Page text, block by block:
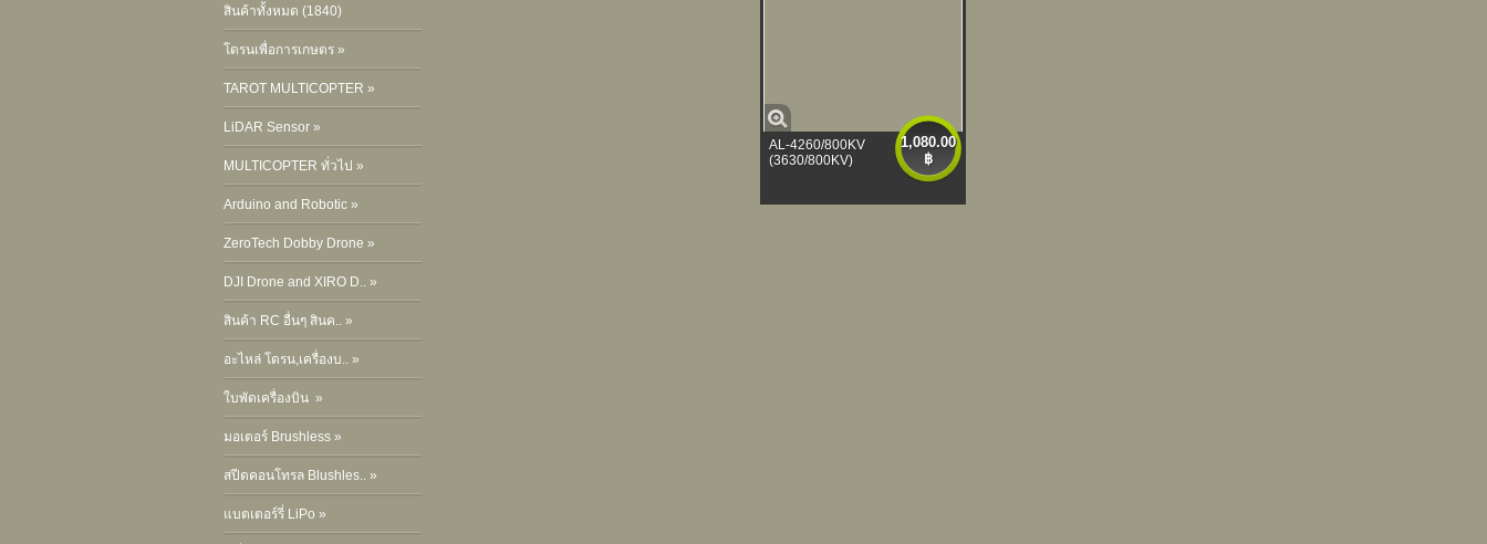
สินค้าทั้งหมด (1840)
โดรนเพื่อการเกษตร »
TAROT MULTICOPTER »
LiDAR Sensor »
MULTICOPTER ทั่วไป »
Arduino and Robotic »
ZeroTech Dobby Drone »
DJI Drone and XIRO D.. »
สินค้า RC อื่นๆ สินค.. »
อะไหล่ โดรน,เครื่องบ.. »
ใบพัดเครื่องบิน »
มอเตอร์ Brushless »
สปีดคอนโทรล Blushles.. »
แบตเตอร์รี่ LiPo »
1,080.00
฿
AL-4260/800KV
(3630/800KV)